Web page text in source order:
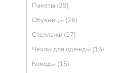
Пакеты (29)
Обувницы (26)
Стеллажи (17)
Чехлы для одежды (16)
Комоды (15)